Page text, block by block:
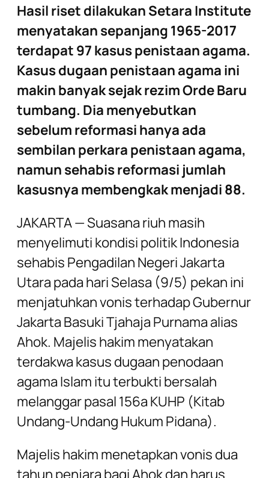
Hasil riset dilakukan Setara Institute
menyatakan sepanjang 1965-2017
terdapat 97 kasus penistaan agama.
Kasus dugaan penistaan agama ini
makin banyak sejak rezim Orde Baru
tumbang. Dia menyebutkan
sebelum reformasi hanya ada
sembilan perkara penistaan agama,
namun sehabis reformasi jumlah
kasusnya membengkak menjadi 88.
JAKARTA —Suasana riuh masih
menyelimuti kondisi politik Indonesia
sehabis Pengadilan Negeri Jakarta
Utara pada hari Selasa (9/5) pekan ini
menjatuhkan vonis terhadap Gubernur
Jakarta Basuki Tjahaja Purnama alias
Ahok. Majelis hakim menyatakan
terdakwa kasus dugaan penodaan
agama Islam itu terbukti bersalah
melanggar pasal 156a KUHP (Kitab
Undang-Undang Hukum Pidana).
Majelis hakim menetapkan vonis dua